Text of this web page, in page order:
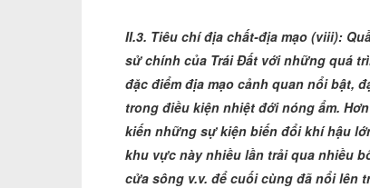
II.3. Tiêu chí địa chất-địa mạo (viii):
sử chính của Trái Đất với những quá
đặc điểm địa mạo cảnh quan nổi bật,
trong điều kiện nhiệt đới nóng ẩm.
kiến những sự kiện biến đổi khí hậu
khu vực này nhiều lần trải qua nhiều
cửa sông v.v. để cuối cùng đã nổi lên